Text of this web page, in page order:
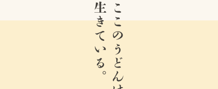
ここのうどんは、
生きている。